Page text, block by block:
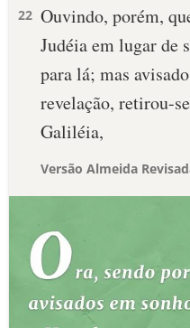
22 Ouvindo, porém,
Judéia em lugar de
para lá; mas
revelação, retirou-
Galiléia,
Versão Almeida